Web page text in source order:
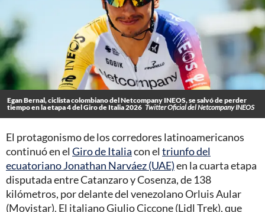
Egan Bernal, ciclista colombiano del Netcompany INEOS, se salvó de perder
tiempo en la etapa 4 del Giro de Italia 2026 Twitter Oficial del Netcompany INEOS
El protagonismo de los corredores latinoamericanos
continuó en el Giro de Italiacon el triunfo del
ecuatoriano Jonathan Narváez (UAE)en la cuarta etapa
disputada entre Catanzaro y Cosenza, de 138
kilómetros, por delante del venezolano Orluis Aular
(Movistar). El italiano Giulio Ciccone (Lidl Trek), que